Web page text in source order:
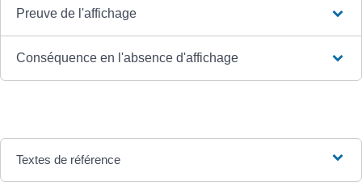
Preuve de l'affichage
Conséquence en l'absence d'affichage
Textes de référence